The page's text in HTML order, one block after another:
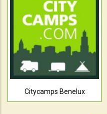
Citycamps Benelux